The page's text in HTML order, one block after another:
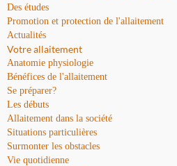
Des études
Promotion et protection de l'allaitement
Actualités
Votre allaitement
Anatomie physiologie
Bénéfices de l'allaitement
Se préparer?
Les débuts
Allaitement dans la société
Situations particulières
Surmonter les obstacles
Vie quotidienne